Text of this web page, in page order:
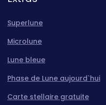
Superlune
Microlune
Lune bleue
Phase de Lune aujourd`hui
Carte stellaire gratuite